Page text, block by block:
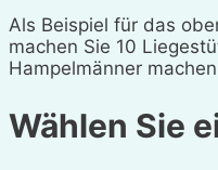
Als Beispiel für das
machen Sie 10
Hampelmänner
Wählen Sie